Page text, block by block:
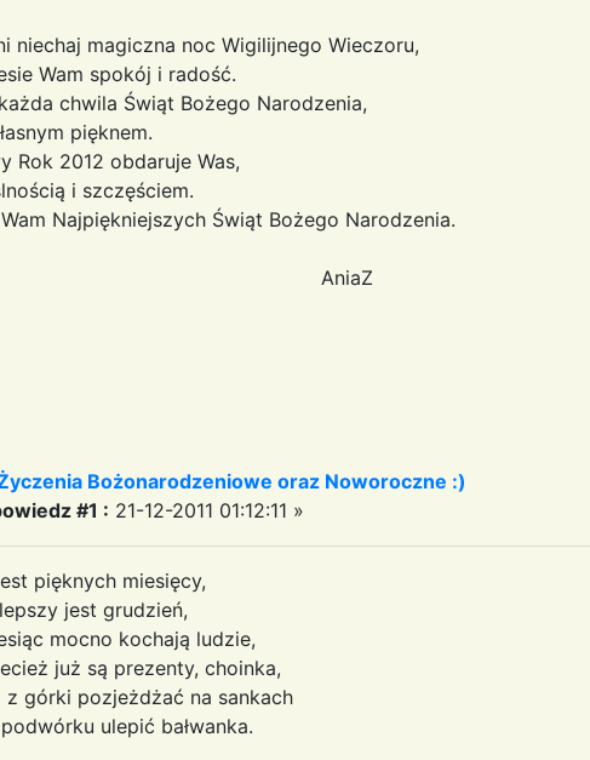
niechaj magiczna noc Wigilijnego Wieczoru,
Wam spokój i radość.
chwila Świąt Bożego Narodzenia,
pięknem.
Rok 2012 obdaruje Was,
i szczęściem.
Najpiękniejszych Świąt Bożego Narodzenia.
Bożonarodzeniowe oraz Noworoczne :)
#1 : 21-12-2011 01:12:11 »
pięknych miesięcy,
jest grudzień,
mocno kochają ludzie,
już są prezenty, choinka,
z górki pozjeżdżać na sankach
ulepić bałwanka.